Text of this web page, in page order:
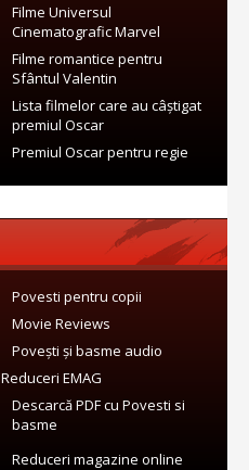
Filme Universul
Cinematografic Marvel
Filme romantice pentru
Sfântul Valentin
Lista filmelor care au câștigat
premiul Oscar
Premiul Oscar pentru regie
Povesti pentru copii
Movie Reviews
Povești și basme audio
Reduceri EMAG
Descarcă PDF cu Povesti si
basme
Reduceri magazine online